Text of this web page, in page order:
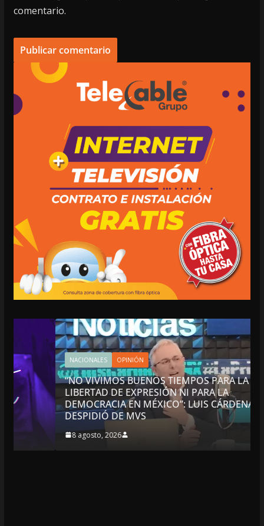
comentario.
NACIONALES OPINIÓN
“NO VIVIMOS BUENOS TIEMPOS PARA LA
LIBERTAD DE EXPRESIÓN NI PARA LA
DEMOCRACIA EN MÉXICO”: LUIS CÁRDENAS; SE
DESPIDIÓ DE MVS
8 agosto, 2026